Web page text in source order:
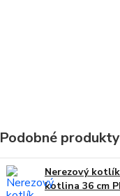
Podobné produkty
Nerezový
kotlina 36 cm